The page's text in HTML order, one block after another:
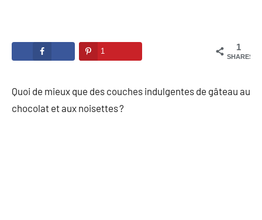
1
SHARES
1
Quoi de mieux que des couches indulgentes de gâteau au
chocolat et aux noisettes ?